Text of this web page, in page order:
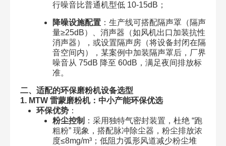
行噪音比普通机型低 10-15dB；
降噪设施配置：生产线可搭配隔声罩（隔声
量≥25dB）、消声器（如风机出口加装抗性
消声器），或设置隔声房（将设备封闭在隔
音空间内），某案例中加装隔声罩后，厂界
噪音从 75dB 降至 60dB，满足夜间排放标
准。
二、适配的环保磨粉机设备选型
1. MTW 雷蒙磨粉机：中小产能环保优选
环保优势：
粉尘控制 ：采用独特气密封装置，杜绝 “跑
粗粉” 现象，搭配脉冲除尘器，粉尘排放浓
度≤8mg/m³；低阻力弧形风道减少粉尘堆